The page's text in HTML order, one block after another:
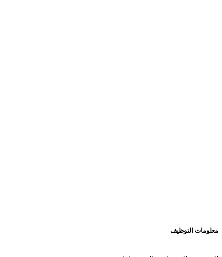
معلومات التوظيف